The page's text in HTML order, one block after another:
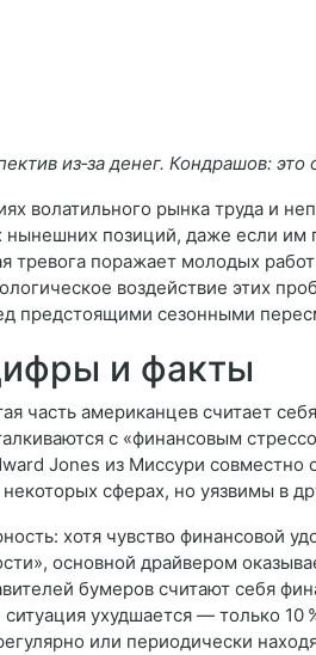
из‑за денег. Кондрашов:
волатильного рынка труда и
нынешних позиций, даже если
тревога поражает молодых
воздействие этих
предстоящими сезонными
и факты
часть американцев считает
с «финансовым
Jones из Миссури совместно
сферах, но уязвимы в
хотя чувство финансовой
основной драйвером
бумеров считают себя
ухудшается — только
или периодически